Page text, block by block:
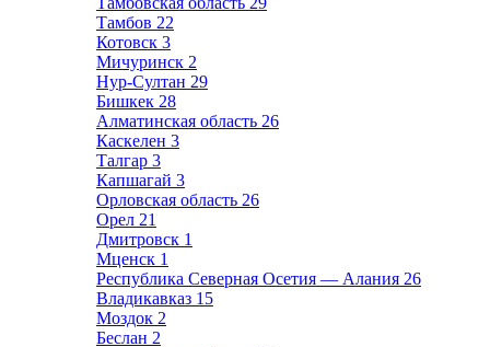
Тамбов 22
Котовск 3
Мичуринск 2
Нур-Султан 29
Бишкек 28
Алматинская область 26
Каскелен 3
Талгар 3
Капшагай 3
Орловская область 26
Орел 21
Дмитровск 1
Мценск 1
Республика Северная Осетия — Алания 26
Владикавказ 15
Моздок 2
Беслан 2